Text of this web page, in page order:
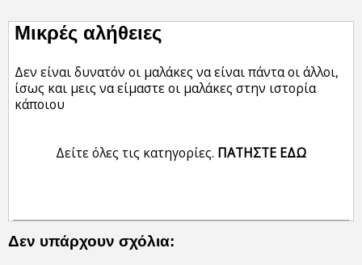
Μικρές αλήθειες
Δεν είναι δυνατόν οι μαλάκες να είναι πάντα οι άλλοι,
ίσως και μεις να είμαστε οι μαλάκες στην ιστορία
κάποιου
Δείτε όλες τις κατηγορίες. ΠΑΤΗΣΤΕ ΕΔΩ
Δεν υπάρχουν σχόλια: